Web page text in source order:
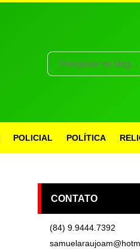
POLICIAL POLÍTICA
CONTATO
(84) 9.9444.7392